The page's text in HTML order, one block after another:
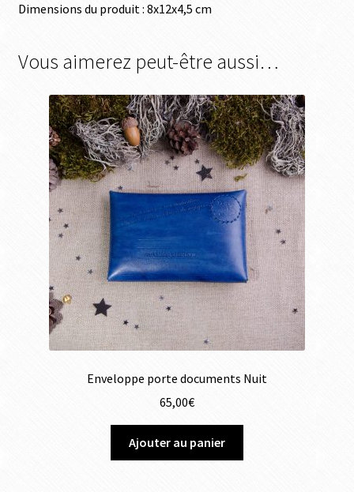
Dimensions du produit : 8x12x4,5 cm
Vous aimerez peut-être aussi…
Enveloppe porte documents Nuit
65,00€
Ajouter au panier